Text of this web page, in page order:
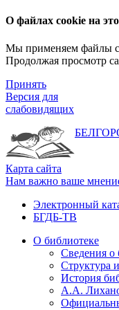
О файлах cookie на
Мы применяем файлы
Продолжая просмотр
Принять
Версия для
слабовидящих
Карта сайта
Нам важно ваше
Электронный
БГДБ-ТВ
О библиотеке
Сведения о
Структура
История
А.А.